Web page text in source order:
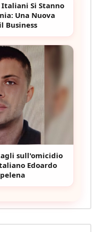
Si Stanno
Una Nuova
Business
sull'omicidio
Edoardo